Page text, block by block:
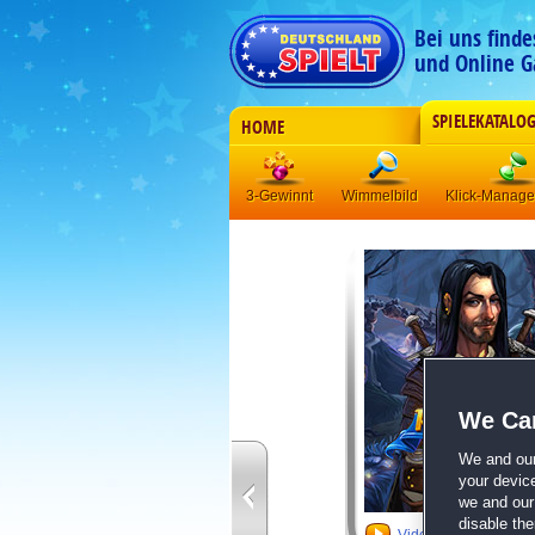
Bei uns
und Online
HOME SPIELEKATALOG
3-Gewinnt Wimmelbild Klick-
We
We and
your
we and
disable